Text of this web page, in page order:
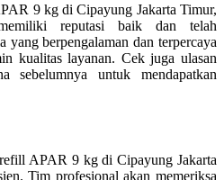
9 kg di Cipayung Jakarta Timur,
reputasi baik dan telah
berpengalaman dan terpercaya
kualitas layanan. Cek juga ulasan
sebelumnya untuk mendapatkan
APAR 9 kg di Cipayung Jakarta
Tim profesional akan memeriksa